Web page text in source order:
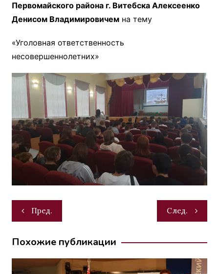
Первомайского района г. Витебска Алексеенко
Денисом Владимировичемна тему
«Уголовная ответственность
несовершеннолетних»
Навигация
по
записям
Пред. След.
Похожие публикации